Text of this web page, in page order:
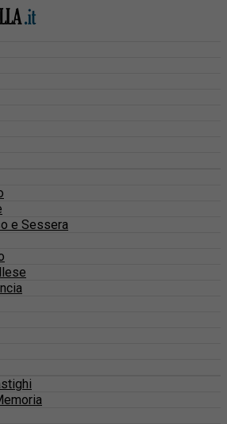
e Sessera